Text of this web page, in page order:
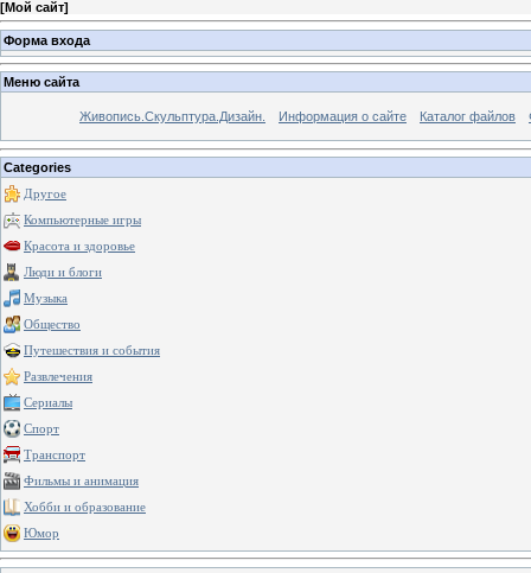
[Мой сайт]
Форма входа
Меню сайта
Живопись.Скульптура.Дизайн. Информация о сайте Каталог файлов
Categories
Другое
Компьютерные игры
Красота и здоровье
Люди и блоги
Музыка
Общество
Путешествия и события
Развлечения
Сериалы
Спорт
Транспорт
Фильмы и анимация
Хобби и образование
Юмор